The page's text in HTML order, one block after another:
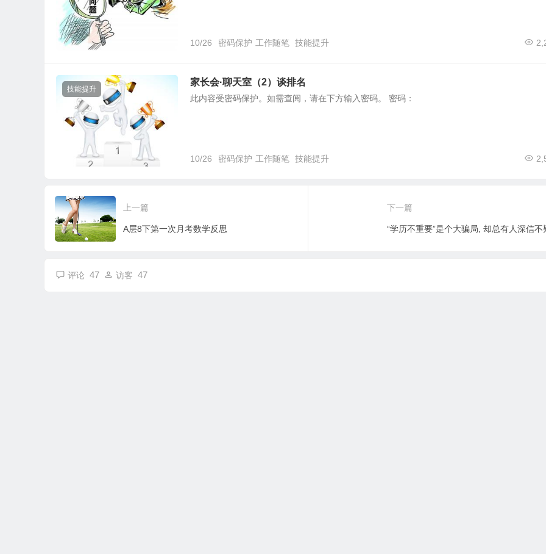
10/26 密码保护 工作随笔 技能提升
技能提升
家长会·聊天室（2）谈排名
此内容受密码保护。如需查阅，请在下方输入密码。 密码：
10/26 密码保护 工作随笔 技能提升
上一篇
A层8下第一次月考数学反思
下一篇
“学历不重要”是个大骗局, 却总有人深信不
评论 47 访客 47